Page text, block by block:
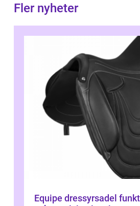
Fler nyheter
Equipe dressyrsadel funktion, känsla